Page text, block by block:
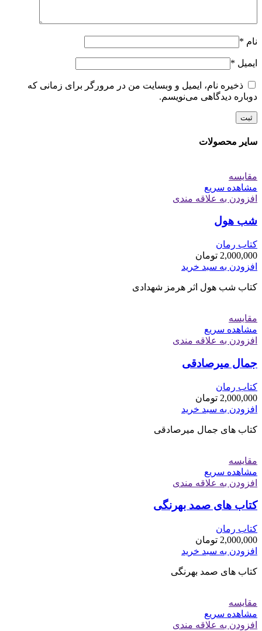
نام *
ایمیل *
ذخیره نام، ایمیل و وبسایت من در مرورگر برای زمانی که
دوباره دیدگاهی می‌نویسم.
سایر محصولات
مقایسه
مشاهده سریع
افزودن به علاقه مندی
شب هول
کتاب رمان
2,000,000 تومان
افزودن به سبد خرید
کتاب شب هول اثر هرمز شهدادی
مقایسه
مشاهده سریع
افزودن به علاقه مندی
جمال میرصادقی
کتاب رمان
2,000,000 تومان
افزودن به سبد خرید
کتاب های جمال میرصادقی
مقایسه
مشاهده سریع
افزودن به علاقه مندی
کتاب های صمد بهرنگی
کتاب رمان
2,000,000 تومان
افزودن به سبد خرید
کتاب های صمد بهرنگی
مقایسه
مشاهده سریع
افزودن به علاقه مندی